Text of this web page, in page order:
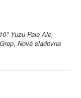
Yuzu Pale Ale,
Nová sladovna